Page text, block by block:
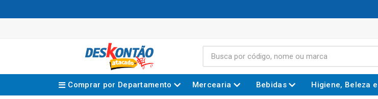
Comprar por Departamento Mercearia Bebidas Higiene, Beleza